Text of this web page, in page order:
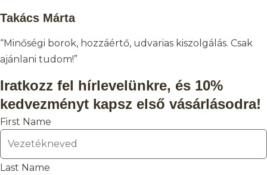
Takács Márta
“Minőségi borok, hozzáértő, udvarias kiszolgálás. Csak
ajánlani tudom!”
Iratkozz fel hírlevelünkre, és 10%
kedvezményt kapsz első vásárlásodra!
First Name
Last Name